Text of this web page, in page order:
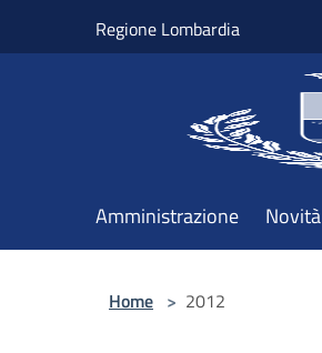
Regione Lombardia
Amministrazione Novità
Home > 2012